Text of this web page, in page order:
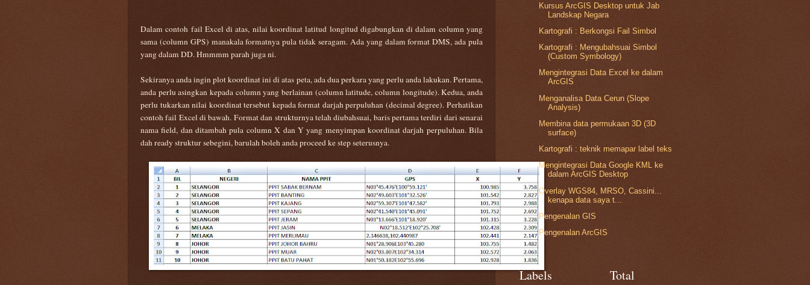
Dalam contoh fail Excel di atas, nilai koordinat latitud longitud digabungkan di dalam column yang
sama (column GPS) manakala formatnya pula tidak seragam. Ada yang dalam format DMS, ada pula
yang dalam DD. Hmmmm parah juga ni.
Sekiranya anda ingin plot koordinat ini di atas peta, ada dua perkara yang perlu anda lakukan. Pertama,
anda perlu asingkan kepada column yang berlainan (column latitude, column longitude). Kedua, anda
perlu tukarkan nilai koordinat tersebut kepada format darjah perpuluhan (decimal degree). Perhatikan
contoh fail Excel di bawah. Format dan strukturnya telah diubahsuai, baris pertama terdiri dari senarai
nama field, dan ditambah pula column X dan Y yang menyimpan koordinat darjah perpuluhan. Bila
dah ready struktur sebegini, barulah boleh anda proceed ke step seterusnya.
Kursus ArcGIS Desktop untuk Jab
Landskap Negara
Kartografi : Berkongsi Fail Simbol
Kartografi : Mengubahsuai Simbol
(Custom Symbology)
Mengintegrasi Data Excel ke dalam
ArcGIS
Menganalisa Data Cerun (Slope
Analysis)
Membina data permukaan 3D (3D
surface)
Kartografi : teknik memapar label teks
Mengintegrasi Data Google KML ke
dalam ArcGIS Desktop
Overlay WGS84, MRSO, Cassini...
kenapa data saya t...
Pengenalan GIS
Pengenalan ArcGIS
Labels
Total